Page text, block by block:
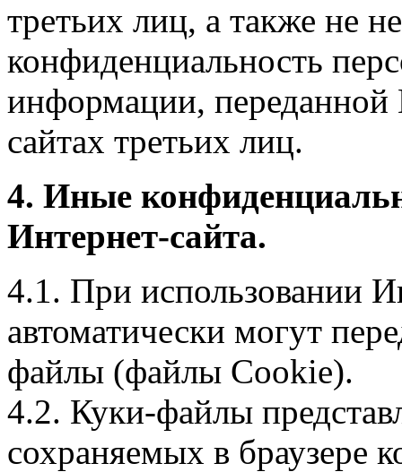
третьих лиц, а также не
конфиденциальность
информации, переданной
сайтах третьих лиц.
4. Иные
Интернет-сайта.
4.1. При использовании
автоматически могут
файлы (файлы Cookie).
4.2. Куки-файлы
сохраняемых в браузере